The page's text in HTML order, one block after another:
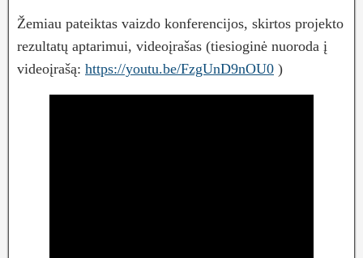
Žemiau pateiktas vaizdo konferencijos, skirtos projekto
rezultatų aptarimui, videoįrašas (tiesioginė nuoroda į
videoįrašą: https://youtu.be/FzgUnD9nOU0 )